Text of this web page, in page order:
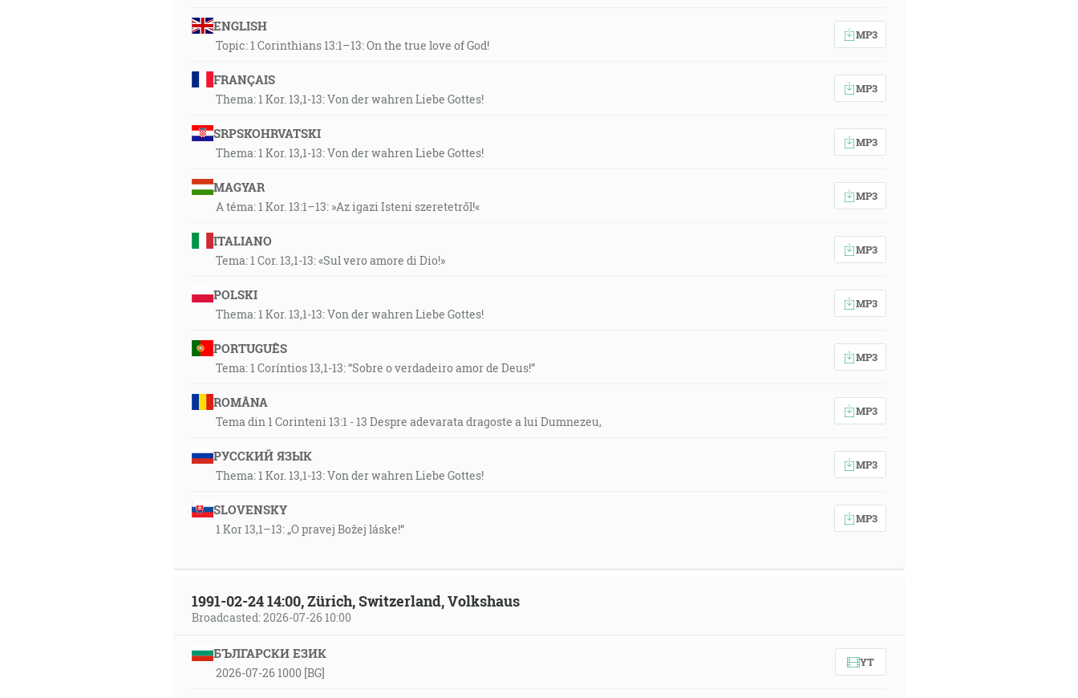
ENGLISH
Topic: 1 Corinthians 13:1–13: On the true love of God!
MP3
FRANÇAIS
Thema: 1 Kor. 13,1-13: Von der wahren Liebe Gottes!
MP3
SRPSKOHRVATSKI
Thema: 1 Kor. 13,1-13: Von der wahren Liebe Gottes!
MP3
MAGYAR
A téma: 1 Kor. 13:1–13: »Az igazi Isteni szeretetről!«
MP3
ITALIANO
Tema: 1 Cor. 13,1-13: «Sul vero amore di Dio!»
MP3
POLSKI
Thema: 1 Kor. 13,1-13: Von der wahren Liebe Gottes!
MP3
PORTUGUÊS
Tema: 1 Coríntios 13,1-13: “Sobre o verdadeiro amor de Deus!”
MP3
ROMÂNA
Tema din 1 Corinteni 13:1 - 13 Despre adevarata dragoste a lui Dumnezeu,
MP3
РУССКИЙ ЯЗЫК
Thema: 1 Kor. 13,1-13: Von der wahren Liebe Gottes!
MP3
SLOVENSKY
1 Kor 13,1–13: „O pravej Božej láske!“
MP3
1991-02-24 14:00, Zürich, Switzerland, Volkshaus
Broadcasted: 2026-07-26 10:00
БЪЛГАРСКИ ЕЗИК
2026-07-26 1000 [BG]
YT